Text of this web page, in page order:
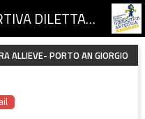
ASSOCIAZIONE SPORTIVA DILETTANTISTICA GINNASTICA ARTISTICA RECANATI
ALLIEVE- PORTO AN GIORGIO